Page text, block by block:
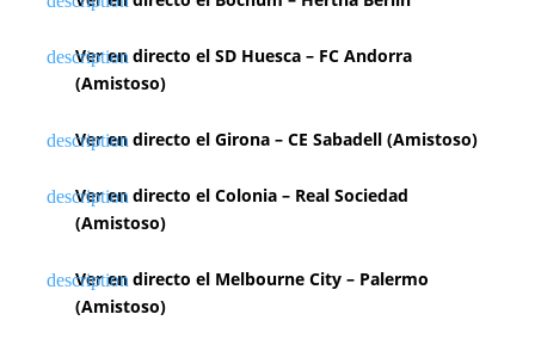
Ver en directo el SD Huesca – FC Andorra
(Amistoso)
Ver en directo el Girona – CE Sabadell (Amistoso)
Ver en directo el Colonia – Real Sociedad
(Amistoso)
Ver en directo el Melbourne City – Palermo
(Amistoso)